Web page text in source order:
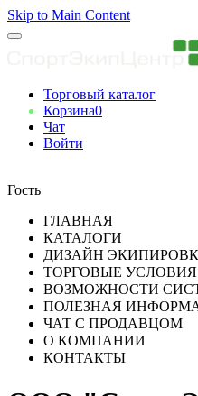
Skip to Main Content
Торговый каталог
Корзина0
Чат
Войти
Гость
ГЛАВНАЯ
КАТАЛОГИ
ДИЗАЙН
ТОРГОВЫЕ УСЛОВИЯ
ВОЗМОЖНОСТИ
ПОЛЕЗНАЯ
ЧАТ С ПРОДАВЦОМ
О КОМПАНИИ
КОНТАКТЫ